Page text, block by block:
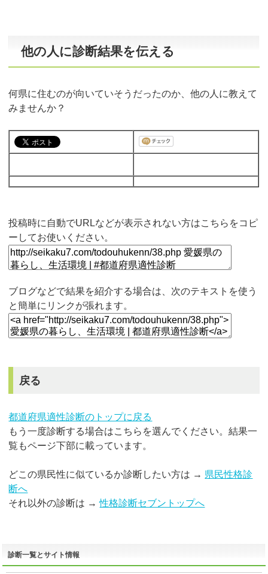
他の人に診断結果を伝える
何県に住むのが向いていそうだったのか、他の人に教えて
みませんか？
投稿時に自動でURLなどが表示されない方はこちらをコピ
ーしてお使いください。
ブログなどで結果を紹介する場合は、次のテキストを使う
と簡単にリンクが張れます。
戻る
都道府県適性診断のトップに戻る
もう一度診断する場合はこちらを選んでください。結果一
覧もページ下部に載っています。
どこの県民性に似ているか診断したい方は → 県民性格診
断へ
それ以外の診断は →性格診断セブントップへ
診断一覧とサイト情報